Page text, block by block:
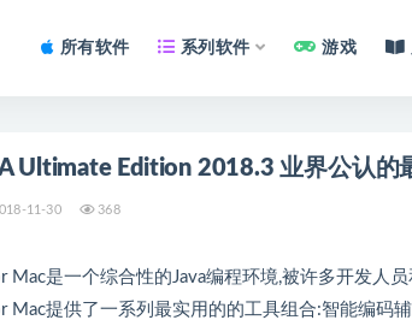
所有软件 系列软件 游戏
IntelliJ IDEA Ultimate
11-30 368
Mac是一个综合性的Java编程环境,被许多开发人
Mac提供了一系列最实用的的工具组合:智能编码